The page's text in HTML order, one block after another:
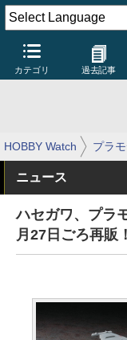
カテゴリ 過去記事
HOBBY Watch プラ
ニュース
ハセガワ、プラ
月27日ごろ再販！